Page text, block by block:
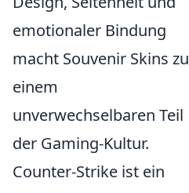
emotionaler Bindung
macht Souvenir Skins zu
einem
unverwechselbaren Teil
der Gaming-Kultur.
Counter-Strike ist ein